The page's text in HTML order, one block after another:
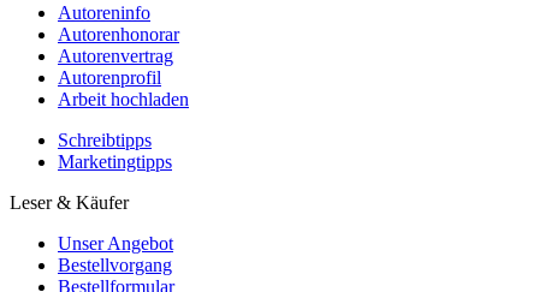
Autoreninfo
Autorenhonorar
Autorenvertrag
Autorenprofil
Arbeit hochladen
Schreibtipps
Marketingtipps
Leser & Käufer
Unser Angebot
Bestellvorgang
Bestellformular